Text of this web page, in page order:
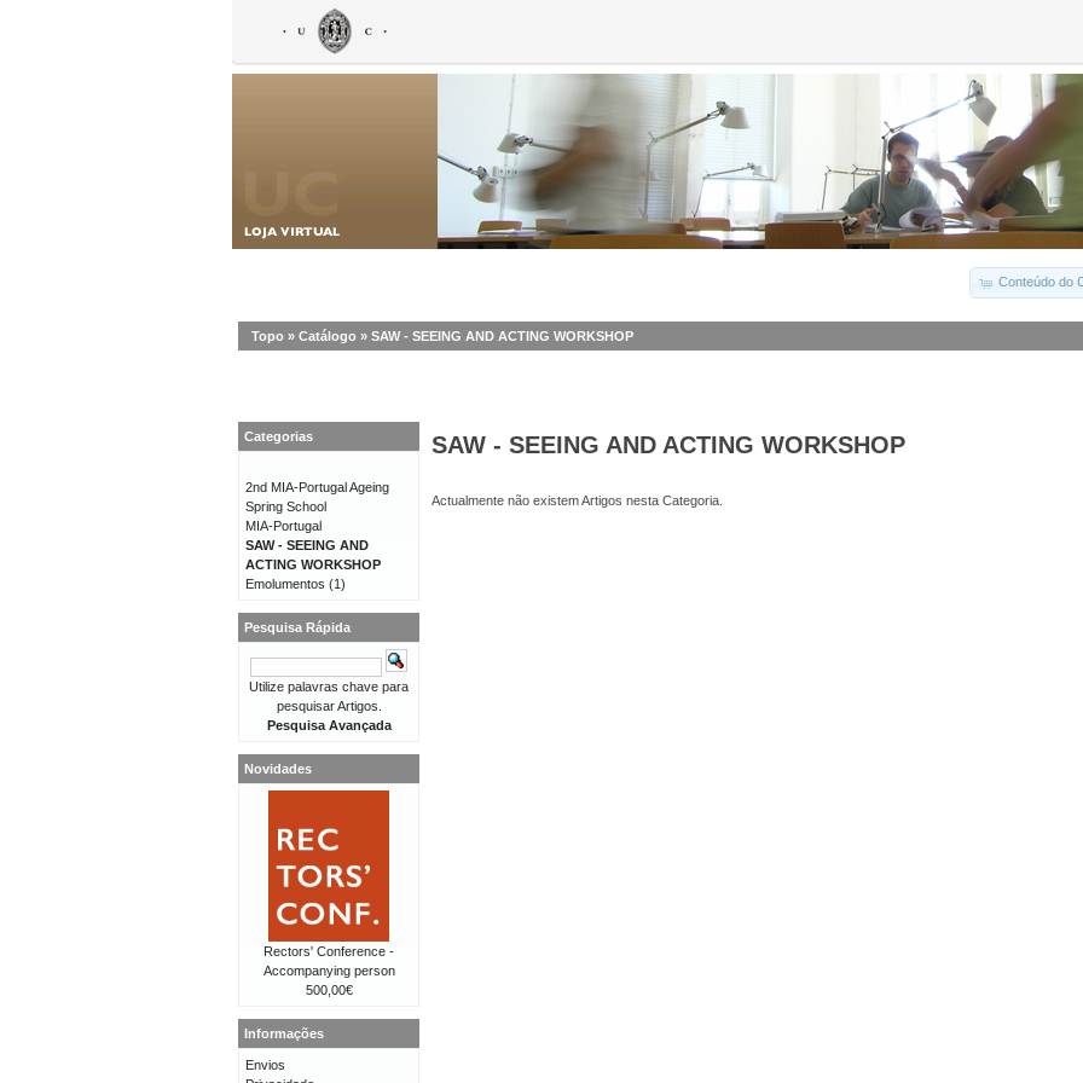
Conteúdo do
Topo » Catálogo » SAW - SEEING AND ACTING WORKSHOP
SAW - SEEING AND ACTING WORKSHOP
Actualmente não existem Artigos nesta Categoria.
Categorias
2nd MIA-Portugal Ageing
Spring School
MIA-Portugal
SAW - SEEING AND
ACTING WORKSHOP
Emolumentos (1)
Pesquisa Rápida
Utilize palavras chave para
pesquisar Artigos.
Pesquisa Avançada
Novidades
Rectors' Conference -
Accompanying person
500,00€
Informações
Envios